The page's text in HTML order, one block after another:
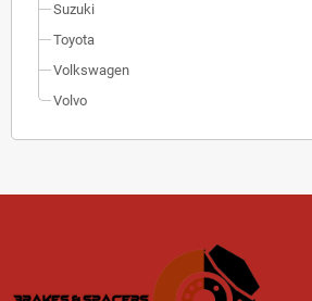
Suzuki
Toyota
Volkswagen
Volvo